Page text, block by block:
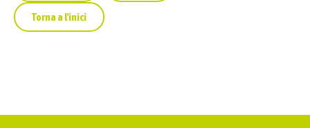
Torna a l'inici